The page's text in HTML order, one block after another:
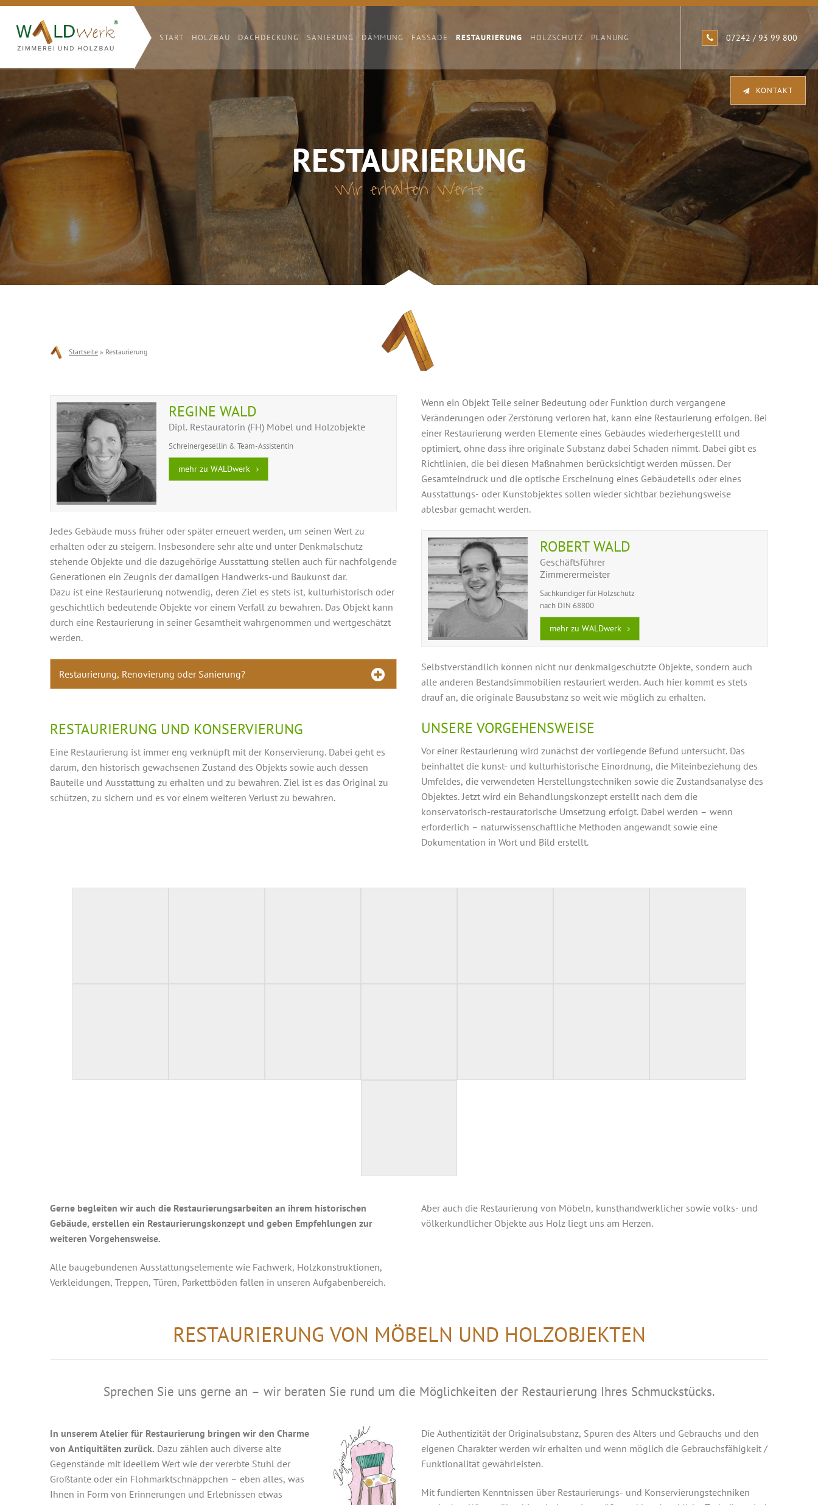
START HOLZBAU DACHDECKUNG SANIERUNG DÄMMUNG FASSADE RESTAURIERUNG HOLZSCHUTZ PLANUNG
KONTAKT
07242 / 93 99 800
RESTAURIERUNG
Wir erhalten Werte
Startseite » Restaurierung
REGINE WALD
Dipl. Restauratorin (FH) Möbel und Holzobjekte
Schreinergesellin & Team-Assistentin
mehr zu WALDwerk
Jedes Gebäude muss früher oder später erneuert werden, um seinen Wert zu
erhalten oder zu steigern. Insbesondere sehr alte und unter Denkmalschutz
stehende Objekte und die dazugehörige Ausstattung stellen auch für nachfolgende
Generationen ein Zeugnis der damaligen Handwerks-und Baukunst dar.
Dazu ist eine Restaurierung notwendig, deren Ziel es stets ist, kulturhistorisch oder
geschichtlich bedeutende Objekte vor einem Verfall zu bewahren. Das Objekt kann
durch eine Restaurierung in seiner Gesamtheit wahrgenommen und wertgeschätzt
werden.
Restaurierung, Renovierung oder Sanierung?
RESTAURIERUNG UND KONSERVIERUNG
Eine Restaurierung ist immer eng verknüpft mit der Konservierung. Dabei geht es
darum, den historisch gewachsenen Zustand des Objekts sowie auch dessen
Bauteile und Ausstattung zu erhalten und zu bewahren. Ziel ist es das Original zu
schützen, zu sichern und es vor einem weiteren Verlust zu bewahren.
Wenn ein Objekt Teile seiner Bedeutung oder Funktion durch vergangene
Veränderungen oder Zerstörung verloren hat, kann eine Restaurierung erfolgen. Bei
einer Restaurierung werden Elemente eines Gebäudes wiederhergestellt und
optimiert, ohne dass ihre originale Substanz dabei Schaden nimmt. Dabei gibt es
Richtlinien, die bei diesen Maßnahmen berücksichtigt werden müssen. Der
Gesamteindruck und die optische Erscheinung eines Gebäudeteils oder eines
Ausstattungs- oder Kunstobjektes sollen wieder sichtbar beziehungsweise
ablesbar gemacht werden.
ROBERT WALD
Geschäftsführer
Zimmerermeister
Sachkundiger für Holzschutz
nach DIN 68800
mehr zu WALDwerk
Selbstverständlich können nicht nur denkmalgeschützte Objekte, sondern auch
alle anderen Bestandsimmobilien restauriert werden. Auch hier kommt es stets
drauf an, die originale Bausubstanz so weit wie möglich zu erhalten.
UNSERE VORGEHENSWEISE
Vor einer Restaurierung wird zunächst der vorliegende Befund untersucht. Das
beinhaltet die kunst- und kulturhistorische Einordnung, die Miteinbeziehung des
Umfeldes, die verwendeten Herstellungstechniken sowie die Zustandsanalyse des
Objektes. Jetzt wird ein Behandlungskonzept erstellt nach dem die
konservatorisch-restauratorische Umsetzung erfolgt. Dabei werden – wenn
erforderlich – naturwissenschaftliche Methoden angewandt sowie eine
Dokumentation in Wort und Bild erstellt.
Gerne begleiten wir auch die Restaurierungsarbeiten an ihrem historischen
Gebäude, erstellen ein Restaurierungskonzept und geben Empfehlungen zur
weiteren Vorgehensweise.
Alle baugebundenen Ausstattungselemente wie Fachwerk, Holzkonstruktionen,
Verkleidungen, Treppen, Türen, Parkettböden fallen in unseren Aufgabenbereich.
Aber auch die Restaurierung von Möbeln, kunsthandwerklicher sowie volks- und
völkerkundlicher Objekte aus Holz liegt uns am Herzen.
RESTAURIERUNG VON MÖBELN UND HOLZOBJEKTEN
Sprechen Sie uns gerne an – wir beraten Sie rund um die Möglichkeiten der Restaurierung Ihres Schmuckstücks.
In unserem Atelier für Restaurierung bringen wir den Charme
von Antiquitäten zurück. Dazu zählen auch diverse alte
Gegenstände mit ideellem Wert wie der vererbte Stuhl der
Großtante oder ein Flohmarktschnäppchen – eben alles, was
Ihnen in Form von Erinnerungen und Erlebnissen etwas
Die Authentizität der Originalsubstanz, Spuren des Alters und Gebrauchs und den
eigenen Charakter werden wir erhalten und wenn möglich die Gebrauchsfähigkeit /
Funktionalität gewährleisten.
Mit fundierten Kenntnissen über Restaurierungs- und Konservierungstechniken